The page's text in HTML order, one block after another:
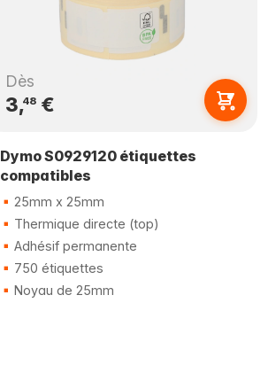
Dès
3,48€
Dymo S0929120 étiquettes
compatibles
25mm x 25mm
Thermique directe (top)
Adhésif permanente
750 étiquettes
Noyau de 25mm